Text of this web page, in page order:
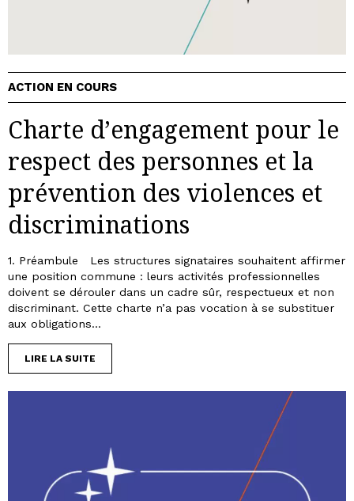
ACTION EN COURS
Charte d’engagement pour le
respect des personnes et la
prévention des violences et
discriminations
1. Préambule Les structures signataires souhaitent affirmer
une position commune : leurs activités professionnelles
doivent se dérouler dans un cadre sûr, respectueux et non
discriminant. Cette charte n’a pas vocation à se substituer
aux obligations...
LIRE LA SUITE